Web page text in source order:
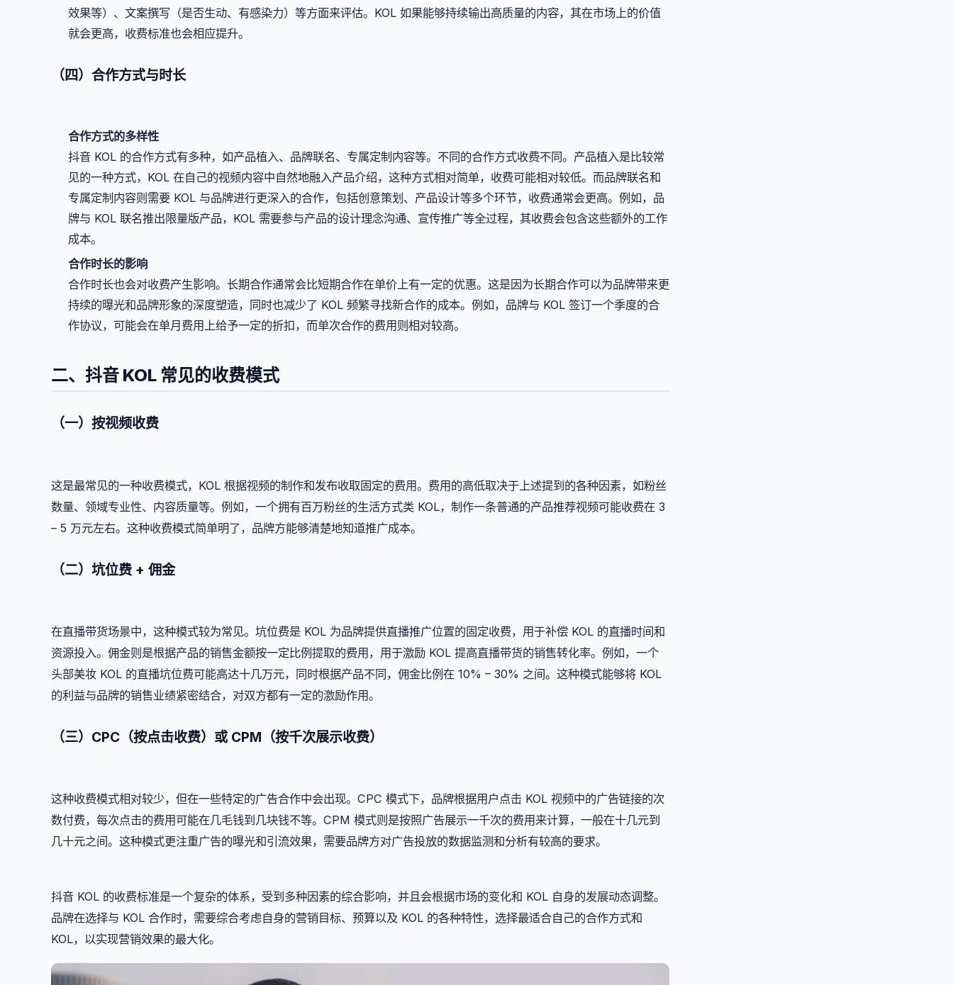
效果等）、文案撰写（是否生动、有感染力）等方面来评估。KOL 如果能够持续输出高质量的内容，其在市场上的价值
就会更高，收费标准也会相应提升。
（四）合作方式与时长
合作方式的多样性
抖音 KOL 的合作方式有多种，如产品植入、品牌联名、专属定制内容等。不同的合作方式收费不同。产品植入是比较常
见的一种方式，KOL 在自己的视频内容中自然地融入产品介绍，这种方式相对简单，收费可能相对较低。而品牌联名和
专属定制内容则需要 KOL 与品牌进行更深入的合作，包括创意策划、产品设计等多个环节，收费通常会更高。例如，品
牌与 KOL 联名推出限量版产品，KOL 需要参与产品的设计理念沟通、宣传推广等全过程，其收费会包含这些额外的工作
成本。
合作时长的影响
合作时长也会对收费产生影响。长期合作通常会比短期合作在单价上有一定的优惠。这是因为长期合作可以为品牌带来更
持续的曝光和品牌形象的深度塑造，同时也减少了 KOL 频繁寻找新合作的成本。例如，品牌与 KOL 签订一个季度的合
作协议，可能会在单月费用上给予一定的折扣，而单次合作的费用则相对较高。
二、抖音 KOL 常见的收费模式
（一）按视频收费
这是最常见的一种收费模式，KOL 根据视频的制作和发布收取固定的费用。费用的高低取决于上述提到的各种因素，如粉丝
数量、领域专业性、内容质量等。例如，一个拥有百万粉丝的生活方式类 KOL，制作一条普通的产品推荐视频可能收费在 3
– 5 万元左右。这种收费模式简单明了，品牌方能够清楚地知道推广成本。
（二）坑位费 + 佣金
在直播带货场景中，这种模式较为常见。坑位费是 KOL 为品牌提供直播推广位置的固定收费，用于补偿 KOL 的直播时间和
资源投入。佣金则是根据产品的销售金额按一定比例提取的费用，用于激励 KOL 提高直播带货的销售转化率。例如，一个
头部美妆 KOL 的直播坑位费可能高达十几万元，同时根据产品不同，佣金比例在 10% – 30% 之间。这种模式能够将 KOL
的利益与品牌的销售业绩紧密结合，对双方都有一定的激励作用。
（三）CPC（按点击收费）或 CPM（按千次展示收费）
这种收费模式相对较少，但在一些特定的广告合作中会出现。CPC 模式下，品牌根据用户点击 KOL 视频中的广告链接的次
数付费，每次点击的费用可能在几毛钱到几块钱不等。CPM 模式则是按照广告展示一千次的费用来计算，一般在十几元到
几十元之间。这种模式更注重广告的曝光和引流效果，需要品牌方对广告投放的数据监测和分析有较高的要求。
抖音 KOL 的收费标准是一个复杂的体系，受到多种因素的综合影响，并且会根据市场的变化和 KOL 自身的发展动态调整。
品牌在选择与 KOL 合作时，需要综合考虑自身的营销目标、预算以及 KOL 的各种特性，选择最适合自己的合作方式和
KOL，以实现营销效果的最大化。